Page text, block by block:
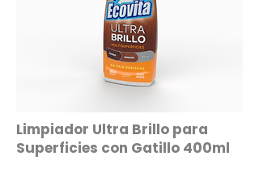
Limpiador Ultra Brillo para
Superficies con Gatillo 400ml